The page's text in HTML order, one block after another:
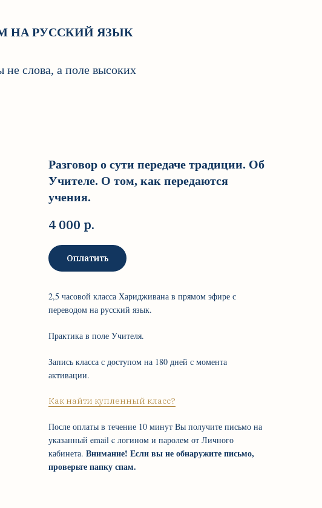
НА РУССКИЙ ЯЗЫК
слова, а поле высоких
Разговор о сути передаче традиции. Об
Учителе. О том, как передаются
учения.
4 000 р.
Оплатить
2,5 часовой класса Харидживана в прямом эфире с
переводом на русский язык.
Практика в поле Учителя.
Запись класса с доступом на 180 дней с момента
активации.
Как найти купленный класс?
После оплаты в течение 10 минут Вы получите письмо на
указанный email c логином и паролем от Личного
кабинета. Внимание! Если вы не обнаружите письмо,
проверьте папку спам.